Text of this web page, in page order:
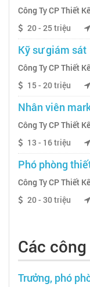
Công Ty CP Thiết
20 - 25 triệu
Kỹ sư giám sát
Công Ty CP Thiết
15 - 20 triệu
Nhân viên
Công Ty CP Thiết
13 - 16 triệu
Phó phòng
Công Ty CP Thiết
20 - 30 triệu
Các
Trưởng, phó